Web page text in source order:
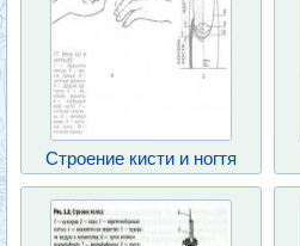
Строение кисти и ногтя